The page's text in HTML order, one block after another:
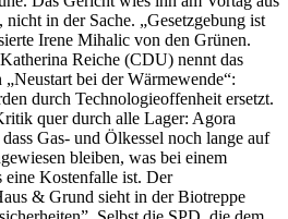
in der Sache. „Gesetzgebung ist
Irene Mihalic von den Grünen.
Reiche (CDU) nennt das
„Neustart bei der Wärmewende“:
durch Technologieoffenheit ersetzt.
quer durch alle Lager: Agora
Gas- und Ölkessel noch lange auf
bleiben, was bei einem
eine Kostenfalle ist. Der
& Grund sieht in der Biotreppe